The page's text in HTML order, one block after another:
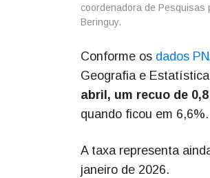
coordenadora de Pesquisas
Beringuy.
Conforme os dados
Geografia e
abril, um recuo de
quando ficou em 6,6%.
A taxa representa
janeiro de 2026.